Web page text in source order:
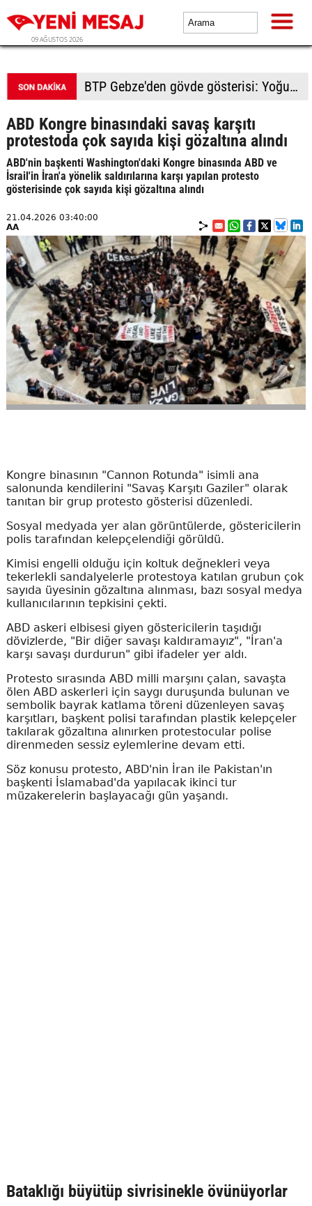
09 AĞUSTOS 2026
BTP Kocaeli'den Darıca çıkarması: Esnaf ve derneklerden yoğun ilgi
ABD Kongre binasındaki savaş karşıtı
protestoda çok sayıda kişi gözaltına alındı
ABD'nin başkenti Washington'daki Kongre binasında ABD ve
İsrail'in İran'a yönelik saldırılarına karşı yapılan protesto
gösterisinde çok sayıda kişi gözaltına alındı
21.04.2026 03:40:00
AA
Kongre binasının "Cannon Rotunda" isimli ana
salonunda kendilerini "Savaş Karşıtı Gaziler" olarak
tanıtan bir grup protesto gösterisi düzenledi.
Sosyal medyada yer alan görüntülerde, göstericilerin
polis tarafından kelepçelendiği görüldü.
Kimisi engelli olduğu için koltuk değnekleri veya
tekerlekli sandalyelerle protestoya katılan grubun çok
sayıda üyesinin gözaltına alınması, bazı sosyal medya
kullanıcılarının tepkisini çekti.
ABD askeri elbisesi giyen göstericilerin taşıdığı
dövizlerde, "Bir diğer savaşı kaldıramayız", "İran'a
karşı savaşı durdurun" gibi ifadeler yer aldı.
Protesto sırasında ABD milli marşını çalan, savaşta
ölen ABD askerleri için saygı duruşunda bulunan ve
sembolik bayrak katlama töreni düzenleyen savaş
karşıtları, başkent polisi tarafından plastik kelepçeler
takılarak gözaltına alınırken protestocular polise
direnmeden sessiz eylemlerine devam etti.
Söz konusu protesto, ABD'nin İran ile Pakistan'ın
başkenti İslamabad'da yapılacak ikinci tur
müzakerelerin başlayacağı gün yaşandı.
Bataklığı büyütüp sivrisinekle övünüyorlar